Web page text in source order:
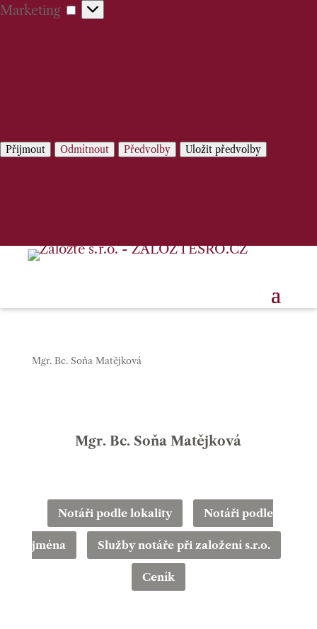
Marketing
Marketing
Přijmout Odmítnout Předvolby Uložit předvolby
Mgr. Bc. Soňa Matějková
Mgr. Bc. Soňa Matějková
Notáři podle lokality Notáři podle
jména Služby notáře při založení s.r.o.
Ceník